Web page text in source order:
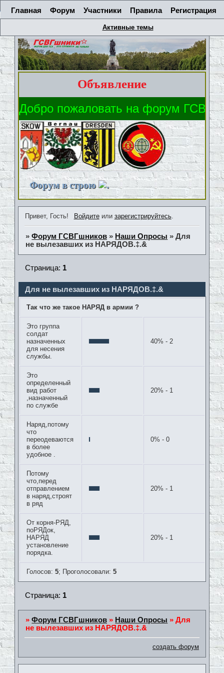
Главная Форум Участники Правила Регистрация
Активные темы
Объявление
Форум в строю .
Привет, Гость! Войдитеили зарегистрируйтесь.
»Форум ГСВГшников » Наши Опросы »Для
не вылезавших из НАРЯДОВ.‡.&
Для не вылезавших из НАРЯДОВ.‡.&
Страница: 1
Так что же такое НАРЯД в армии ?
Это группа
солдат
назначенных
для несения
службы.
40% - 2
Это
определенный
вид работ
,назначенный
по службе
20% - 1
Наряд,потому
что
переодеваются
в более
удобное .
0% - 0
Потому
что,перед
отправлением
в наряд,строят
в ряд
20% - 1
От корня-РЯД,
поРЯДок,
НАРЯД
установление
порядка.
20% - 1
Голосов:5; Проголосовали:5
Страница: 1
»Форум ГСВГшников » Наши Опросы »Для
не вылезавших из НАРЯДОВ.‡.&
создать форум